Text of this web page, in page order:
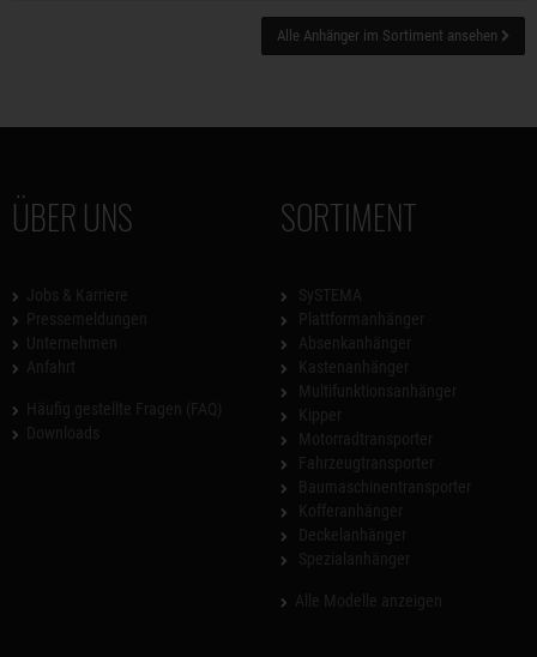
Alle Anhänger im Sortiment ansehen
ÜBER UNS SORTIMENT